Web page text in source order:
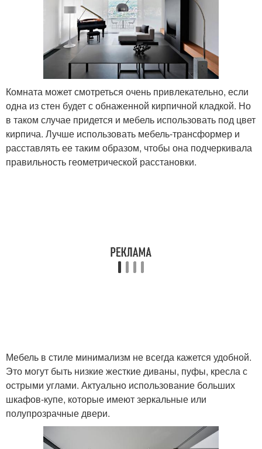
Комната может смотреться очень привлекательно, если
одна из стен будет с обнаженной кирпичной кладкой. Но
в таком случае придется и мебель использовать под цвет
кирпича. Лучше использовать мебель-трансформер и
расставлять ее таким образом, чтобы она подчеркивала
правильность геометрической расстановки.
Мебель в стиле минимализм не всегда кажется удобной.
Это могут быть низкие жесткие диваны, пуфы, кресла с
острыми углами. Актуально использование больших
шкафов-купе, которые имеют зеркальные или
полупрозрачные двери.